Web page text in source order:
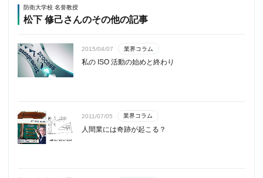
防衛大学校 名誉教授
松下 修己さんのその他の記事
2015/04/07 業界コラム
私の ISO 活動の始めと終わり
2011/07/05 業界コラム
人間業には奇跡が起こる？